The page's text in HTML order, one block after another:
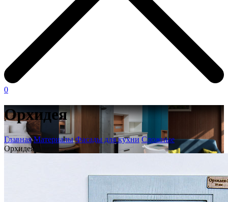
0
Орхидея
Главная Материалы Фасады для кухни Сложные
Орхидея